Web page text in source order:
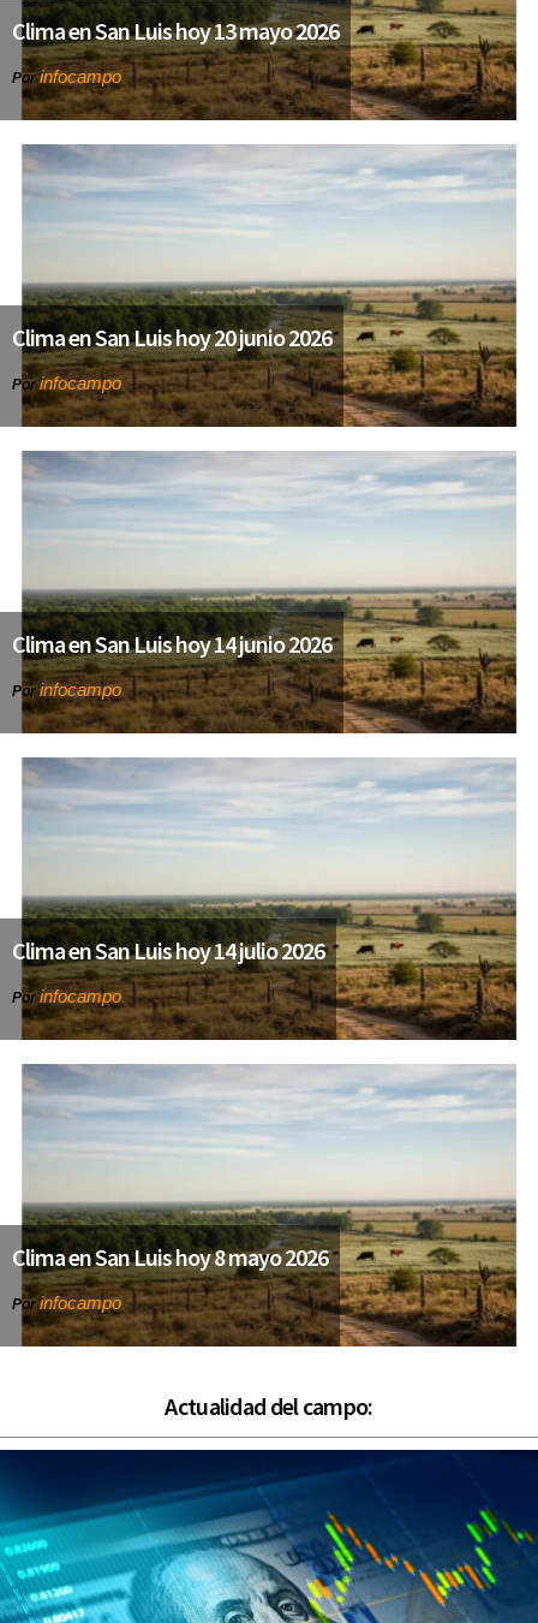
Clima en San Luis hoy 13 mayo 2026
Porinfocampo
Clima en San Luis hoy 20 junio 2026
Porinfocampo
Clima en San Luis hoy 14 junio 2026
Porinfocampo
Clima en San Luis hoy 14 julio 2026
Porinfocampo
Clima en San Luis hoy 8 mayo 2026
Porinfocampo
Actualidad del campo: